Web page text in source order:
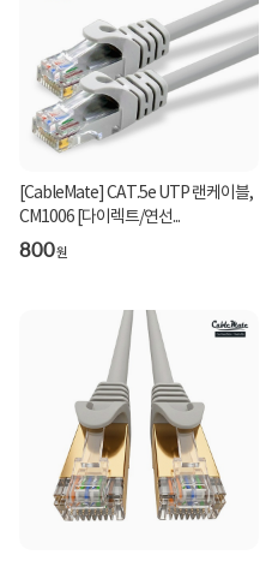
[CableMate] CAT.5e UTP 랜케이블,
CM1006 [다이렉트/연선...
800원